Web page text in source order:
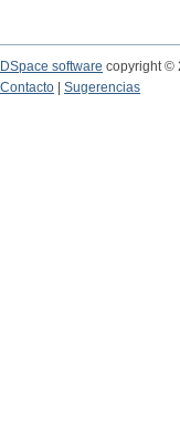
DSpace software copyright ©
Contacto
Sugerencias